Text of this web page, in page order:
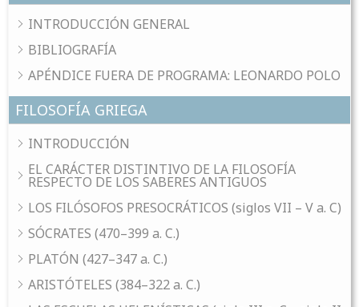
INTRODUCCIÓN GENERAL
BIBLIOGRAFÍA
APÉNDICE FUERA DE PROGRAMA: LEONARDO POLO
FILOSOFÍA GRIEGA
INTRODUCCIÓN
EL CARÁCTER DISTINTIVO DE LA FILOSOFÍA
RESPECTO DE LOS SABERES ANTIGUOS
LOS FILÓSOFOS PRESOCRÁTICOS (siglos VII – V a. C)
SÓCRATES (470–399 a. C.)
PLATÓN (427–347 a. C.)
ARISTÓTELES (384–322 a. C.)